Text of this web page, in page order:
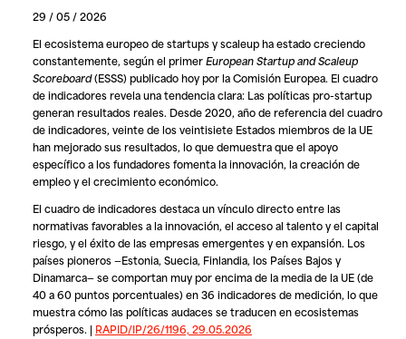
29 / 05 / 2026
El ecosistema europeo de startups y scaleup ha estado creciendo
constantemente, según el primerEuropean Startup and Scaleup
Scoreboard(ESSS) publicado hoy por la Comisión Europea. El cuadro
de indicadores revela una tendencia clara: Las políticas pro-startup
generan resultados reales. Desde 2020, año de referencia del cuadro
de indicadores, veinte de los veintisiete Estados miembros de la UE
han mejorado sus resultados, lo que demuestra que el apoyo
específico a los fundadores fomenta la innovación, la creación de
empleo y el crecimiento económico.
El cuadro de indicadores destaca un vínculo directo entre las
normativas favorables a la innovación, el acceso al talento y el capital
riesgo, y el éxito de las empresas emergentes y en expansión. Los
países pioneros —Estonia, Suecia, Finlandia, los Países Bajos y
Dinamarca— se comportan muy por encima de la media de la UE (de
40 a 60 puntos porcentuales) en 36 indicadores de medición, lo que
muestra cómo las políticas audaces se traducen en ecosistemas
prósperos. | RAPID/IP/26/1196, 29.05.2026